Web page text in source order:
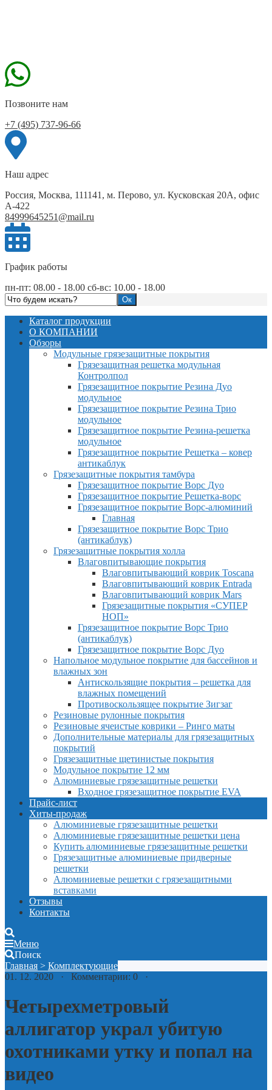
Позвоните нам
+7 (495) 737-96-66
Наш адрес
Россия, Москва, 111141, м. Перово, ул. Кусковская 20А, офис
А-422
84999645251@mail.ru
График работы
пн-пт: 08.00 - 18.00 сб-вс: 10.00 - 18.00
Каталог продукции
О КОМПАНИИ
Обзоры
Модульные грязезащитные покрытия
Грязезащитная решетка модульная
Контролпол
Грязезащитное покрытие Резина Дуо
модульное
Грязезащитное покрытие Резина Трио
модульное
Грязезащитное покрытие Резина-решетка
модульное
Грязезащитное покрытие Решетка – ковер
антикаблук
Грязезащитные покрытия тамбура
Грязезащитное покрытие Ворс Дуо
Грязезащитное покрытие Решетка-ворс
Грязезащитное покрытие Ворс-алюминий
Главная
Грязезащитное покрытие Ворс Трио
(антикаблук)
Грязезащитные покрытия холла
Влаговпитывающие покрытия
Влаговпитывающий коврик Toscana
Влаговпитывающий коврик Entrada
Влаговпитывающий коврик Mars
Грязезащитные покрытия «СУПЕР
НОП»
Грязезащитное покрытие Ворс Трио
(антикаблук)
Грязезащитное покрытие Ворс Дуо
Напольное модульное покрытие для бассейнов и
влажных зон
Антискользящие покрытия – решетка для
влажных помещений
Противоскользящее покрытие Зигзаг
Резиновые рулонные покрытия
Резиновые ячеистые коврики – Ринго маты
Дополнительные материалы для грязезащитных
покрытий
Грязезащитные щетинистые покрытия
Модульное покрытие 12 мм
Алюминиевые грязезащитные решетки
Входное грязезащитное покрытие EVA
Прайс-лист
Хиты-продаж
Алюминиевые грязезащитные решетки
Алюминиевые грязезащитные решетки цена
Купить алюминиевые грязезащитные решетки
Грязезащитные алюминиевые придверные
решетки
Алюминиевые решетки с грязезащитными
вставками
Отзывы
Контакты
Меню
Поиск
Главная > Комплектующие
01. 12. 2020 · Комментарии: 0 ·
Четырехметровый
аллигатор украл убитую
охотниками утку и попал на
видео